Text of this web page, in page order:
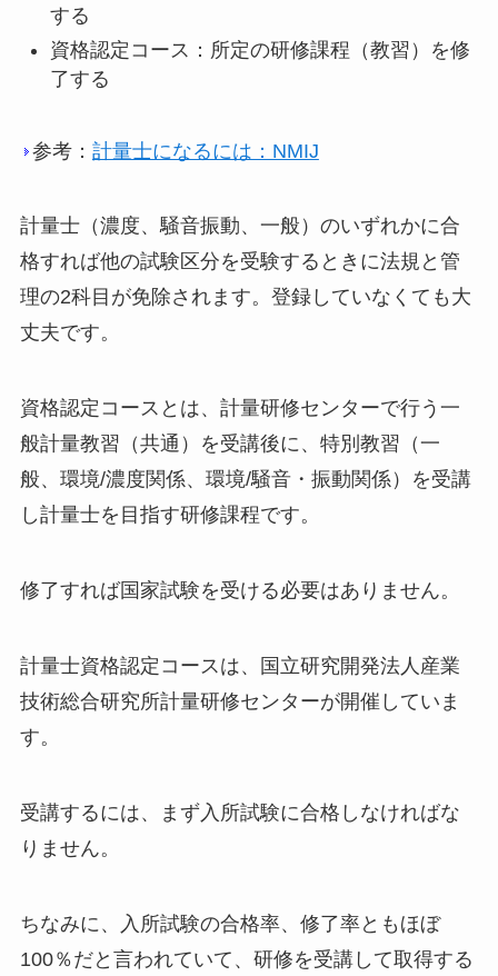
する
資格認定コース：所定の研修課程（教習）を修
了する
参考： 計量士になるには：NMIJ
計量士（濃度、騒音振動、一般）のいずれかに合
格すれば他の試験区分を受験するときに法規と管
理の2科目が免除されます。登録していなくても大
丈夫です。
資格認定コースとは、計量研修センターで行う一
般計量教習（共通）を受講後に、特別教習（一
般、環境/濃度関係、環境/騒音・振動関係）を受講
し計量士を目指す研修課程です。
修了すれば国家試験を受ける必要はありません。
計量士資格認定コースは、国立研究開発法人産業
技術総合研究所計量研修センターが開催していま
す。
受講するには、まず入所試験に合格しなければな
りません。
ちなみに、入所試験の合格率、修了率ともほぼ
100％だと言われていて、研修を受講して取得する